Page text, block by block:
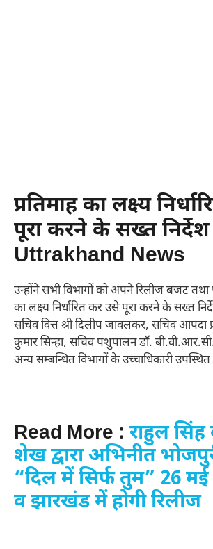
प्रतिमाह का लक्ष्य
पूरा करने के सख्त निर्देश
Uttrakhand News
उन्होंने सभी विभागों को अपने रिलीज बजट तथा
का लक्ष्य निर्धारित कर उसे पूरा करने के सख्त
सचिव वित्त श्री दिलीप जावलकर, सचिव आपदा
कुमार सिन्हा, सचिव पशुपालन डॉ.
अन्य सम्बन्धित विभागों के उच्चाधिकारी
Read More : राहुल सिंह
शेख द्वारा अभिनीत
“दिल में सिर्फ तुम” 26 मई
व झारखंड में होगी रिलीज